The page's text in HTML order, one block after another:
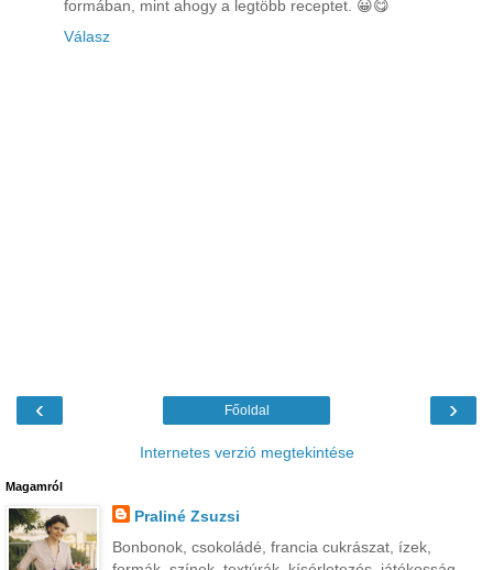
formában, mint ahogy a legtöbb receptet. 😀😋
Válasz
‹ ›
Főoldal
Internetes verzió megtekintése
Magamról
Praliné Zsuzsi
Bonbonok, csokoládé, francia cukrászat, ízek,